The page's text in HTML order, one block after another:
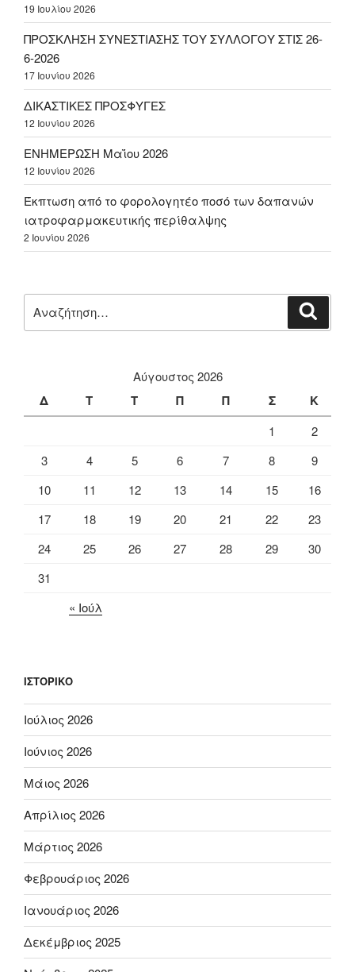
19 Ιουλίου 2026
ΠΡΟΣΚΛΗΣΗ ΣΥΝΕΣΤΙΑΣΗΣ ΤΟΥ ΣΥΛΛΟΓΟΥ ΣΤΙΣ 26-
6-2026
17 Ιουνίου 2026
ΔΙΚΑΣΤΙΚΕΣ ΠΡΟΣΦΥΓΕΣ
12 Ιουνίου 2026
ΕΝΗΜΕΡΩΣΗ Μαΐου 2026
12 Ιουνίου 2026
Έκπτωση από το φορολογητέο ποσό των δαπανών
ιατροφαρμακευτικής περίθαλψης
2 Ιουνίου 2026
για:
Αύγουστος 2026
Δ Τ Τ Π Π Σ Κ
1
2
3
4 5 6 7 8
9
10
11 12 13 14 15
16
17
18 19 20 21 22
23
24
25 26 27 28 29
30
31
« Ιούλ
ΙΣΤΟΡΙΚΌ
Ιούλιος 2026
Ιούνιος 2026
Μάιος 2026
Απρίλιος 2026
Μάρτιος 2026
Φεβρουάριος 2026
Ιανουάριος 2026
Δεκέμβριος 2025